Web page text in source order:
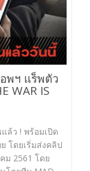
อพฯ แร็พตัว
WAR IS
แล้ว ! พร้อมเปิด
โดยเริ่มส่งคลิป
ม 2561 โดย